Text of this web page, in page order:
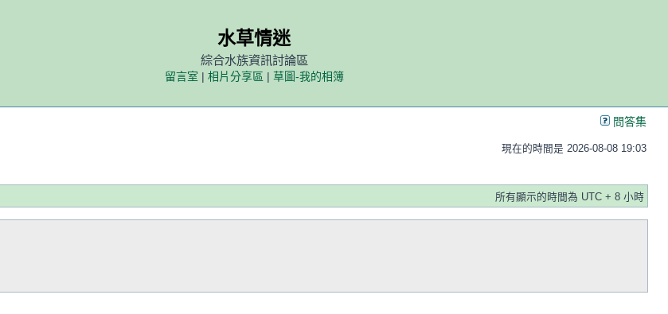
水草情迷
綜合水族資訊討論區
留言室 | 相片分享區 | 草圖-我的相簿
問答集
現在的時間是 2026-08-08 19:03
所有顯示的時間為 UTC + 8 小時